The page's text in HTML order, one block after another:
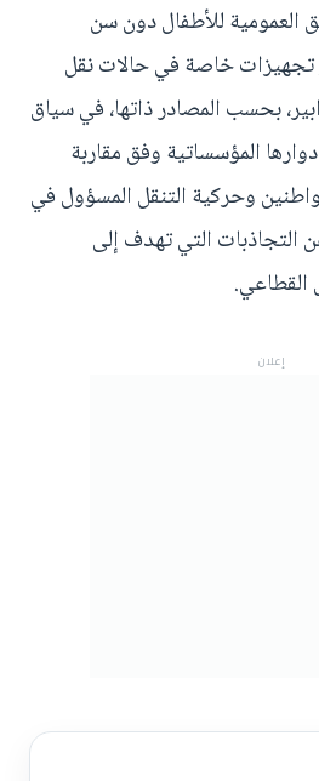
العمومية للأطفال دون سن
تجهيزات خاصة في حالات نقل
بحسب المصادر ذاتها، في سياق
المؤسساتية وفق مقاربة
وحركية التنقل المسؤول في
التجاذبات التي تهدف إلى
إعلان